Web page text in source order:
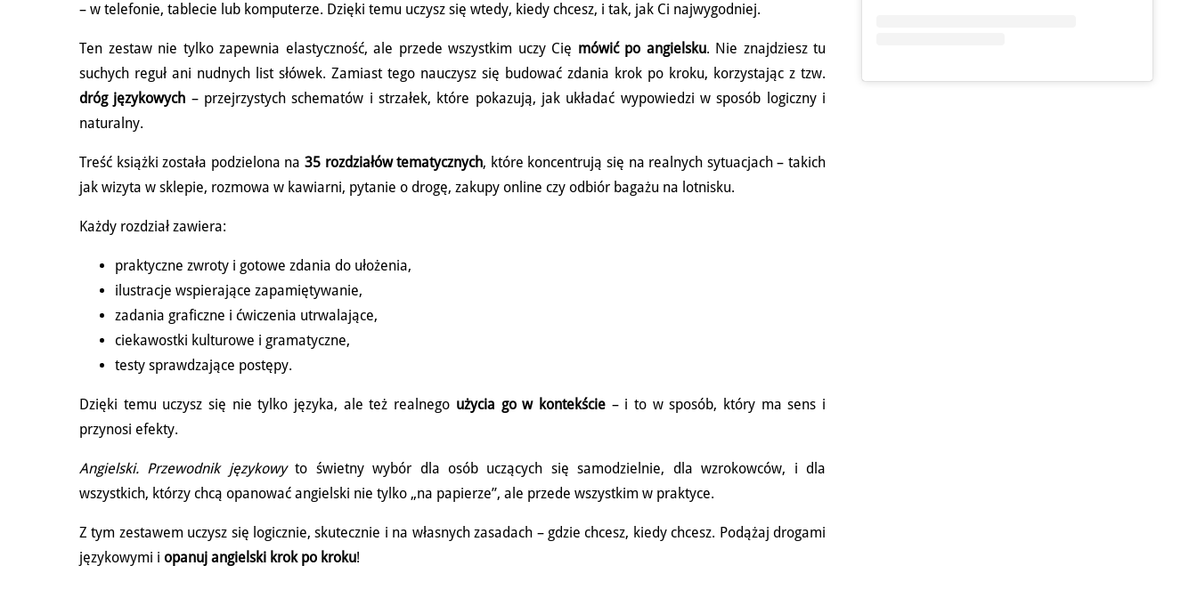
– w telefonie, tablecie lub komputerze. Dzięki temu uczysz się wtedy, kiedy chcesz, i tak, jak Ci najwygodniej.
Ten zestaw nie tylko zapewnia elastyczność, ale przede wszystkim uczy Cię mówić po angielsku. Nie znajdziesz tu
suchych reguł ani nudnych list słówek. Zamiast tego nauczysz się budować zdania krok po kroku, korzystając z tzw.
dróg językowych – przejrzystych schematów i strzałek, które pokazują, jak układać wypowiedzi w sposób logiczny i
naturalny.
Treść książki została podzielona na 35 rozdziałów tematycznych, które koncentrują się na realnych sytuacjach – takich
jak wizyta w sklepie, rozmowa w kawiarni, pytanie o drogę, zakupy online czy odbiór bagażu na lotnisku.
Każdy rozdział zawiera:
praktyczne zwroty i gotowe zdania do ułożenia,
ilustracje wspierające zapamiętywanie,
zadania graficzne i ćwiczenia utrwalające,
ciekawostki kulturowe i gramatyczne,
testy sprawdzające postępy.
Dzięki temu uczysz się nie tylko języka, ale też realnego użycia go w kontekście– i to w sposób, który ma sens i
przynosi efekty.
Angielski. Przewodnik językowyto świetny wybór dla osób uczących się samodzielnie, dla wzrokowców, i dla
wszystkich, którzy chcą opanować angielski nie tylko „na papierze”, ale przede wszystkim w praktyce.
Z tym zestawem uczysz się logicznie, skutecznie i na własnych zasadach – gdzie chcesz, kiedy chcesz. Podążaj drogami
językowymi i opanuj angielski krok po kroku!